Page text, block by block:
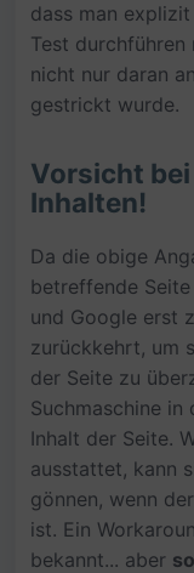
dass man
Test durchführen
nicht nur daran
gestrickt wurde.
Vorsicht
Inhalten!
Da die obige
betreffende
und Google erst
zurückkehrt, um
der Seite zu
Suchmaschine
Inhalt der Seite.
ausstattet, kann
gönnen, wenn
ist. Ein
bekannt... aber